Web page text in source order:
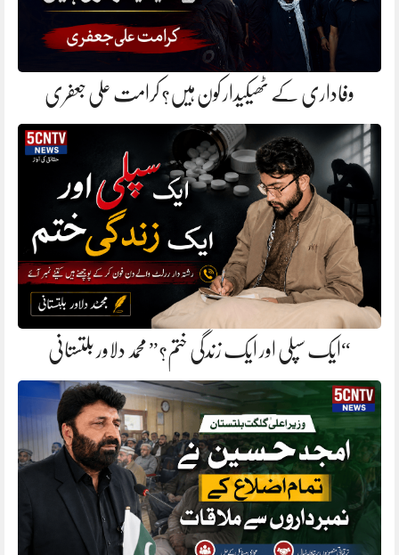
وفاداری کے ٹھیکیدار کون ہیں؟ کرامت علی جعفری
“ایک سپلی اور ایک زندگی ختم؟” محمد دلاور بلتستانی